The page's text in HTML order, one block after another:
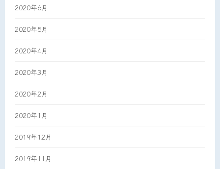
2020年6月
2020年5月
2020年4月
2020年3月
2020年2月
2020年1月
2019年12月
2019年11月